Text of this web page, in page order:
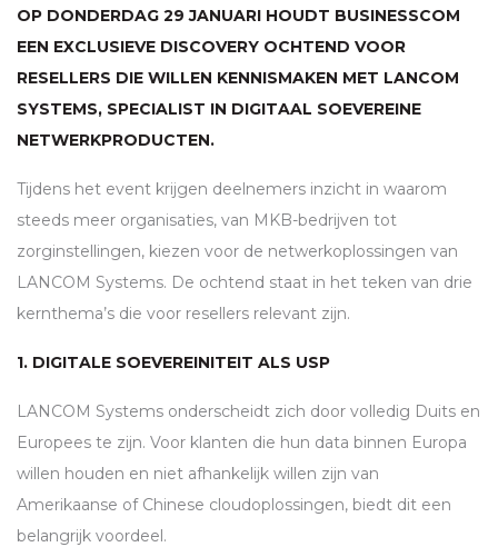
OP DONDERDAG 29 JANUARI HOUDT BUSINESSCOM
EEN EXCLUSIEVE DISCOVERY OCHTEND VOOR
RESELLERS DIE WILLEN KENNISMAKEN MET LANCOM
SYSTEMS, SPECIALIST IN DIGITAAL SOEVEREINE
NETWERKPRODUCTEN.
Tijdens het event krijgen deelnemers inzicht in waarom
steeds meer organisaties, van MKB-bedrijven tot
zorginstellingen, kiezen voor de netwerkoplossingen van
LANCOM Systems. De ochtend staat in het teken van drie
kernthema’s die voor resellers relevant zijn.
1. DIGITALE SOEVEREINITEIT ALS USP
LANCOM Systems onderscheidt zich door volledig Duits en
Europees te zijn. Voor klanten die hun data binnen Europa
willen houden en niet afhankelijk willen zijn van
Amerikaanse of Chinese cloudoplossingen, biedt dit een
belangrijk voordeel.